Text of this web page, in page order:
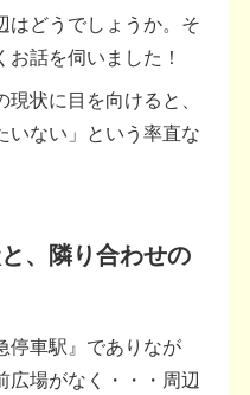
はどうでしょうか。そ
話を伺いました！
状に目を向けると、
いない」という率直な
、隣り合わせの
停車駅』でありなが
広場がなく・・・周辺